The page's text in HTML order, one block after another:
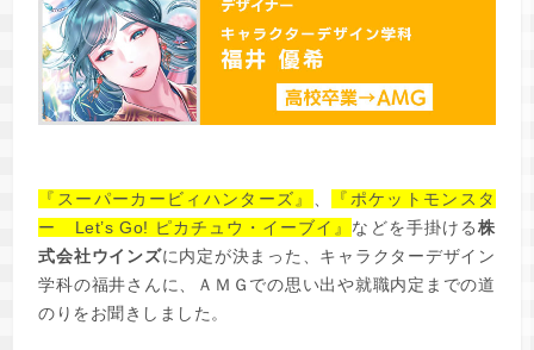
『スーパーカービィハンターズ』 、
『ポケットモンスタ
ー Let’s Go! ピカチュウ・イーブイ』 などを手掛ける株
式会社ウインズに内定が決まった、キャラクターデザイン
学科の福井さんに、ＡＭＧでの思い出や就職内定までの道
のりをお聞きしました。